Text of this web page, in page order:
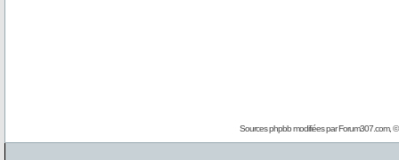
Sources phpbb modifiées parForum307.com, ©